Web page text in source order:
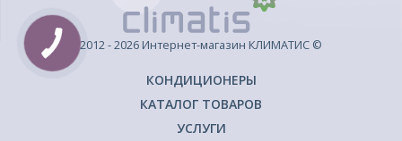
2012 - 2026 Интернет-магазин КЛИМАТИС ©
КОНДИЦИОНЕРЫ
КАТАЛОГ ТОВАРОВ
УСЛУГИ